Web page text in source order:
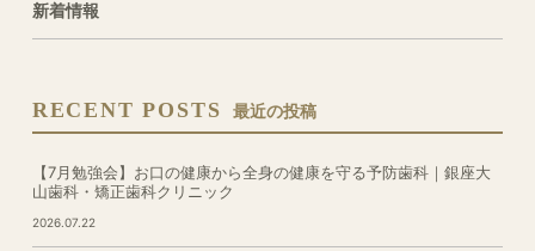
新着情報
RECENT POSTS 最近の投稿
【7月勉強会】お口の健康から全身の健康を守る予防歯科｜銀座大
山歯科・矯正歯科クリニック
2026.07.22